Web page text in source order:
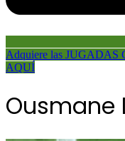
Adquiere las
AQUÍ
Ousmane